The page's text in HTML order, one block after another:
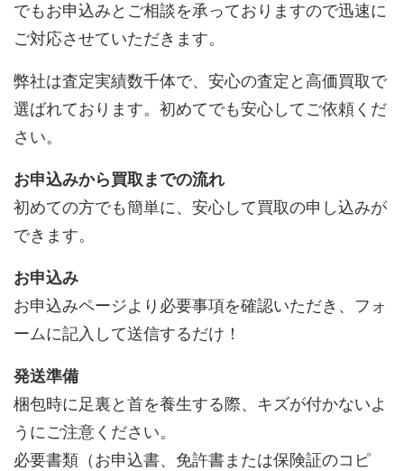
でもお申込みとご相談を承っておりますので迅速に
ご対応させていただきます。
弊社は査定実績数千体で、安心の査定と高価買取で
選ばれております。初めてでも安心してご依頼くだ
さい。
お申込みから買取までの流れ
初めての方でも簡単に、安心して買取の申し込みが
できます。
お申込み
お申込みページより必要事項を確認いただき、フォ
ームに記入して送信するだけ！
発送準備
梱包時に足裏と首を養生する際、キズが付かないよ
うにご注意ください。
必要書類（お申込書、免許書または保険証のコピ